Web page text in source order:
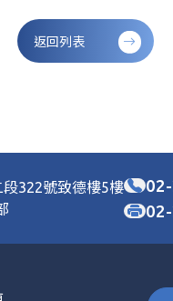
返回列表
322號致德樓5樓